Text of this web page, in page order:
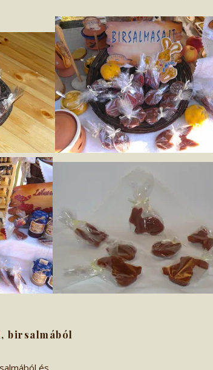
birsalmából